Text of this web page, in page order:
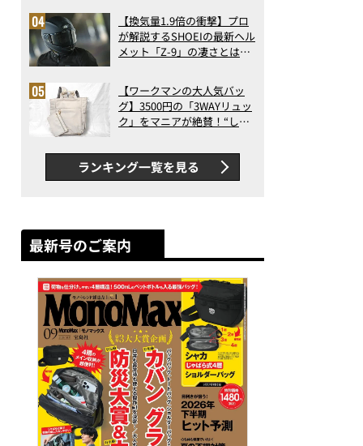
ト3】（2026年6月版）
【換気量1.9倍の衝撃】プロ
が解説するSHOEIの最新ヘル
メット「Z-9」の凄さとは？
ス【ワークマンの大人気バッ
グ】3500円の「3WAYリュッ
ク」をマニアが絶賛！“しご
判以上に優秀だった
ランキング一覧を見る
最新号のご案内